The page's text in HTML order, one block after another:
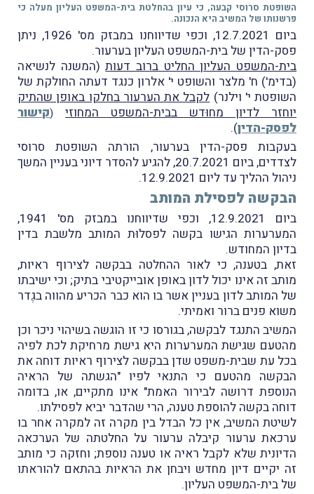
השופטת סרוסי קבעה, כי עיון בהחלטת בית-המשפט העליון מעלה כי
פרשנותו של המשיב היא הנכונה.
ביום 12.7.2021, וכפי שדיווחנו במבזק מס' 1926, ניתן
פסק-הדין של בית-המשפט העליון בערעור.
בית-המשפט העליון החליט ברוב דעות(המשנה לנשיאה
(בדימ') ח' מלצר והשופט י' אלרון כנגד דעתה החולקת של
השופטת י' וילנר)לקבל את הערעור בחלקו באופן שהתיק
יוחזר לדיון מחוּדש בבית-המשפט המחוזי
(קישור
לפסק-הדין).
בעקבות פסק-הדין בערעור, הורתה השופטת סרוסי
לצדדים, ביום 20.7.2021, להגיע להסדר דיוני בעניין המשך
ניהול ההליך עד ליום 12.9.2021.
הבקשה לפסילת המותב
ביום 12.9.2021, וכפי שדיווחנו במבזק מס' 1941,
המערערות הגישו בקשה לפסלוּת המותב מלשבת בדין
בדיון המחודש.
זאת, בטענה, כי לאור ההחלטה בבקשה לצירוף ראיות,
מותב זה אינו יכול לדון באופן אובייקטיבי בתיק; וכי ישיבתו
של המותב לדון בעניין אשר בו הוא כבר הכריע מהווה בגֶדר
משוא פנים ברור ואמיתי.
המשיב התנגד לבקשה, בגורסו כי זו הוגשה בשיהוי ניכר וכן
מהטעם שגישת המערערות היא גישת מרחיקת לכת לפיה
בכל עת שבית-משפט שדן בבקשה לצירוף ראיות דוחה את
הבקשה מהטעם כי התנאי לפיו "הגשתה של הראיה
הנוספת דרושה לבירור האמת" אינו מתקיים, או, בדומה
דוחה בקשה להוספת טענה, הרי שהדבר יביא לפסילתו.
לשיטת המשיב, אין כל הבדל בין מקרה זה למקרה אחר בו
ערכאת ערעור קיבלה ערעור על החלטתה של הערכאה
הדיונית שלא לקבל ראיה או טענה נוספת; וחזקה כי מותב
זה יקיים דיון מחדש ויבחן את הראיות בהתאם להוראתו
של בית-המשפט העליון.